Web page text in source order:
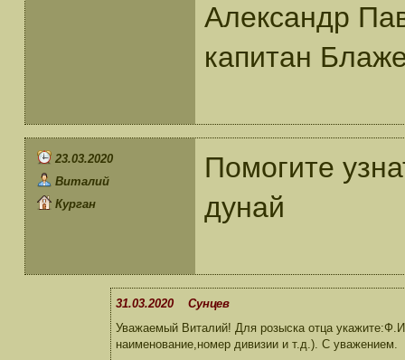
Александр
капитан
23.03.2020
Виталий
Курган
Помогите
дунай
31.03.2020 Сунцев
Уважаемый Виталий! Для розыска отца
наименование,номер дивизии и т.д.). С уважением.